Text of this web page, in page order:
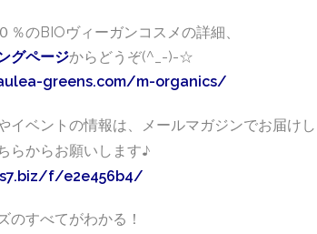
％のBIOヴィーガンコスメの詳細、
グページからどうぞ(^_-)-☆
greens.com/m-organics/
ベントの情報は、メールマガジンでお届けし
らからお願いします♪
f/e2e456b4/
すべてがわかる！